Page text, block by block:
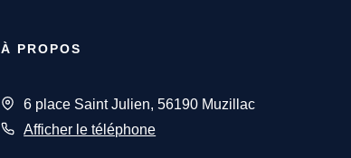
À PROPOS
6 place Saint Julien, 56190 Muzillac
Afficher le téléphone